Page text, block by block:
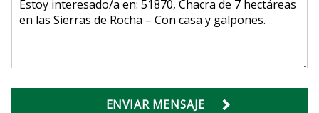
ENVIAR MENSAJE